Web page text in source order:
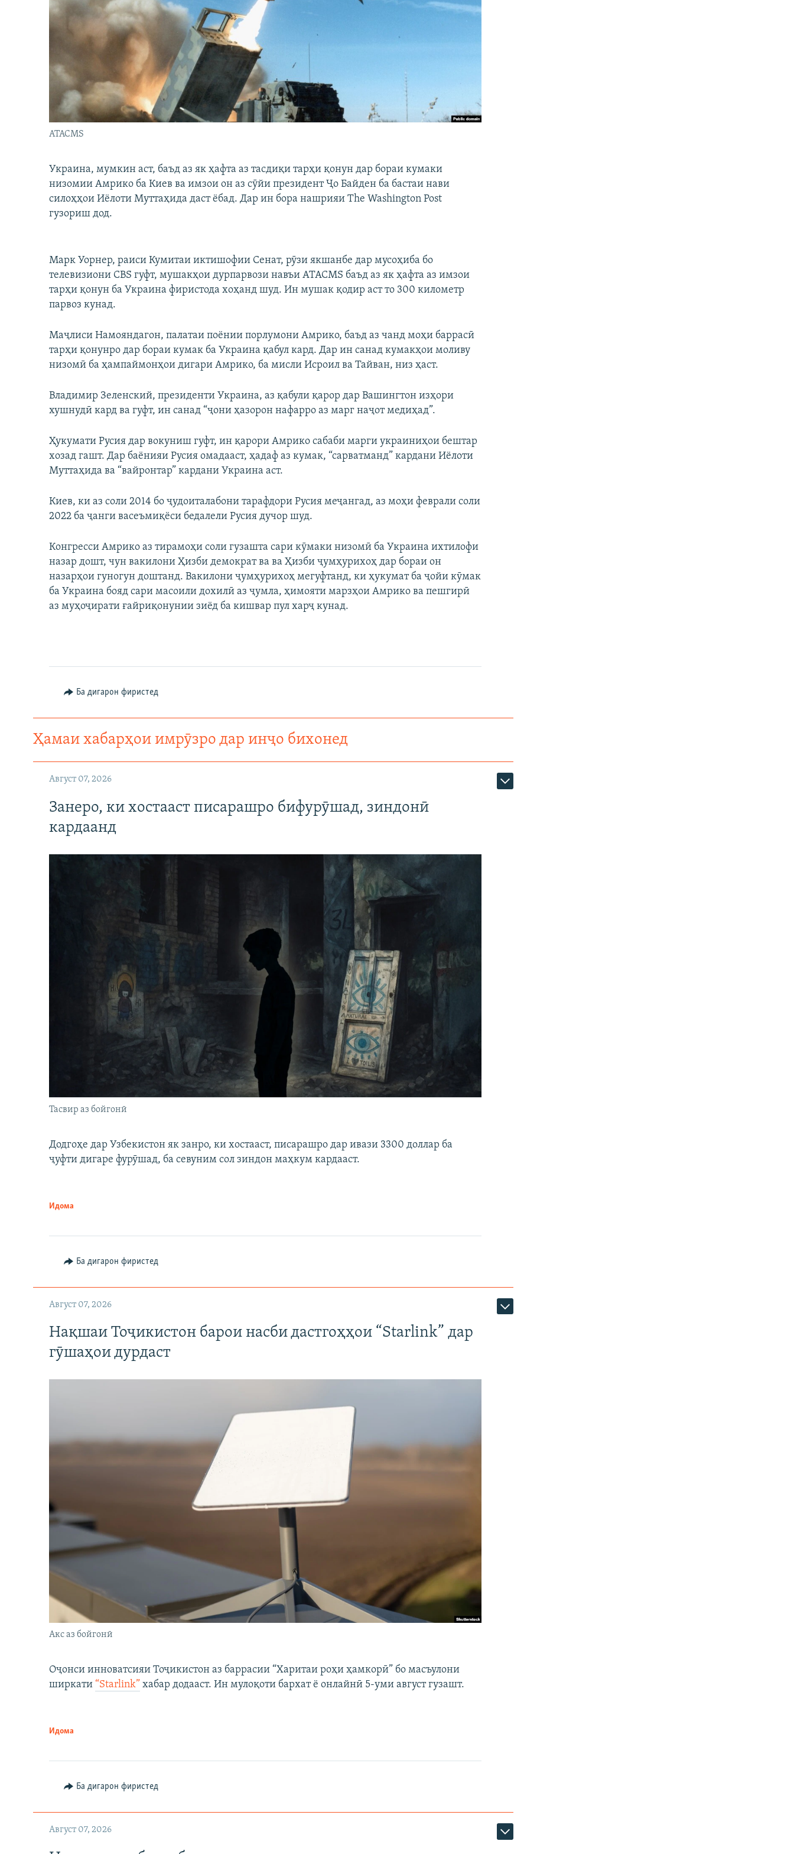
ATACMS
Украина, мумкин аст, баъд аз як ҳафта аз тасдиқи тарҳи қонун дар бораи кумаки
низомии Амрико ба Киев ва имзои он аз сӯйи президент Ҷо Байден ба бастаи нави
силоҳҳои Иёлоти Муттаҳида даст ёбад. Дар ин бора нашрияи The Washington Post
гузориш дод.
Марк Уорнер, раиси Кумитаи иктишофии Сенат, рӯзи якшанбе дар мусоҳиба бо
телевизиони CBS гуфт, мушакҳои дурпарвози навъи ATACMS баъд аз як ҳафта аз имзои
тарҳи қонун ба Украина фиристода хоҳанд шуд. Ин мушак қодир аст то 300 километр
парвоз кунад.
Маҷлиси Намояндагон, палатаи поёнии порлумони Амрико, баъд аз чанд моҳи баррасӣ
тарҳи қонунро дар бораи кумак ба Украина қабул кард. Дар ин санад кумакҳои моливу
низомӣ ба ҳампаймонҳои дигари Амрико, ба мисли Исроил ва Тайван, низ ҳаст.
Владимир Зеленский, президенти Украина, аз қабули қарор дар Вашингтон изҳори
хушнудӣ кард ва гуфт, ин санад “ҷони ҳазорон нафарро аз марг наҷот медиҳад”.
Ҳукумати Русия дар вокуниш гуфт, ин қарори Амрико сабаби марги украиниҳои бештар
хозад гашт. Дар баёнияи Русия омадааст, ҳадаф аз кумак, “сарватманд” кардани Иёлоти
Муттаҳида ва “вайронтар” кардани Украина аст.
Киев, ки аз соли 2014 бо ҷудоиталабони тарафдори Русия меҷангад, аз моҳи феврали соли
2022 ба ҷанги васеъмиқёси бедалели Русия дучор шуд.
Конгресси Амрико аз тирамоҳи соли гузашта сари кӯмаки низомӣ ба Украина ихтилофи
назар дошт, чун вакилони Ҳизби демократ ва ва Ҳизби ҷумҳурихоҳ дар бораи он
назарҳои гуногун доштанд. Вакилони ҷумҳурихоҳ мегуфтанд, ки ҳукумат ба ҷойи кӯмак
ба Украина бояд сари масоили дохилӣ аз ҷумла, ҳимояти марзҳои Амрико ва пешгирӣ
аз муҳоҷирати ғайриқонунии зиёд ба кишвар пул харҷ кунад.
Ба дигарон фиристед
Ҳамаи хабарҳои имрӯзро дар инҷо бихонед
Август 07, 2026
Занеро, ки хостааст писарашро бифурӯшад, зиндонӣ
кардаанд
Тасвир аз бойгонӣ
Додгоҳе дар Узбекистон як занро, ки хостааст, писарашро дар ивази 3300 доллар ба
ҷуфти дигаре фурӯшад, ба севуним сол зиндон маҳкум кардааст.
Идома
Ба дигарон фиристед
Август 07, 2026
Нақшаи Тоҷикистон барои насби дастгоҳҳои “Starlink” дар
гӯшаҳои дурдаст
Акс аз бойгонӣ
Оҷонси инноватсияи Тоҷикистон аз баррасии “Харитаи роҳи ҳамкорӣ” бо масъулони
ширкати “Starlink” хабар додааст. Ин мулоқоти бархат ё онлайнӣ 5-уми август гузашт.
Идома
Ба дигарон фиристед
Август 07, 2026